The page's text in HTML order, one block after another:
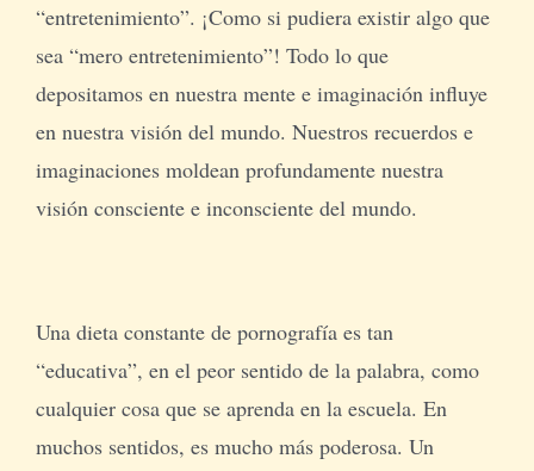
“entretenimiento”. ¡Como si pudiera existir algo que
sea “mero entretenimiento”! Todo lo que
depositamos en nuestra mente e imaginación influye
en nuestra visión del mundo. Nuestros recuerdos e
imaginaciones moldean profundamente nuestra
visión consciente e inconsciente del mundo.
Una dieta constante de pornografía es tan
“educativa”, en el peor sentido de la palabra, como
cualquier cosa que se aprenda en la escuela. En
muchos sentidos, es mucho más poderosa. Un